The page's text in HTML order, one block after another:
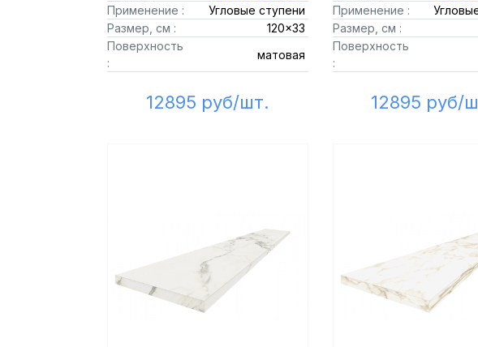
Применение :
Угловые ступени
Размер, см :
120x33
Поверхность
:
матовая
12895 руб/шт.
Применение :
Размер, см :
Поверхность
:
12895 руб/